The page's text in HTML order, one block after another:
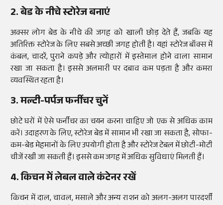
2. बेड के नीचे स्टोरेज बनाएं
अक्सर लोग बेड के नीचे की जगह को खाली छोड़ देते हैं, जबकि यह
अतिरिक्त स्टोरेज के लिए सबसे अच्छी जगह होती है। यहां स्टोरेज बॉक्स में
कंबल, चादरें, पुराने कपड़े और त्योहारों में इस्तेमाल होने वाला सामान
रखा जा सकता है। इससे अलमारी पर दबाव कम पड़ता है और कमरा
व्यवस्थित रहता है।
3. मल्टी-पर्पज फर्नीचर चुनें
छोटे घरों में ऐसे फर्नीचर का चयन करना चाहिए जो एक से अधिक काम
करें। उदाहरण के लिए, स्टोरेज बेड में सामान भी रखा जा सकता है, सोफा-
कम-बेड मेहमानों के लिए उपयोगी होता है और स्टोरेज टेबल में छोटी-मोटी
चीजें रखी जा सकती हैं। इससे कम जगह में अधिक सुविधाएं मिलती हैं।
4. किचन में लेबल वाले कंटेनर रखें
किचन में दाल, चावल, मसाले और अन्य राशन को अलग-अलग पारदर्शी